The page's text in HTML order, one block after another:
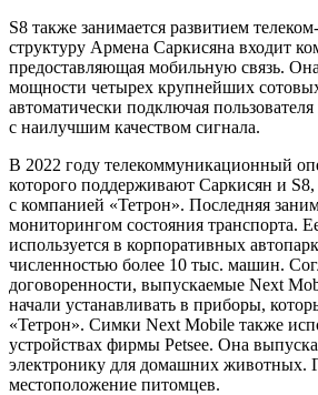
S8 также занимается развитием
структуру Армена Саркисяна входит
предоставляющая мобильную связь.
мощности четырех крупнейших
автоматически подключая
с наилучшим качеством сигнала.
В 2022 году телекоммуникационный
которого поддерживают Саркисян и S8,
с компанией «Тетрон». Последняя
мониторингом состояния транспорта.
используется в корпоративных
численностью более 10 тыс. машин.
договоренности, выпускаемые Next
начали устанавливать в приборы,
«Тетрон». Симки Next Mobile также
устройствах фирмы Petsee. Она
электронику для домашних животных.
местоположение питомцев.